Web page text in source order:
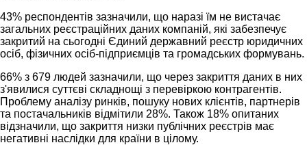
43% респондентів зазначили, що наразі їм не вистачає
загальних реєстраційних даних компаній, які забезпечує
закритий на сьогодні Єдиний державний реєстр юридичних
осіб, фізичних осіб-підприємців та громадських формувань.
66% з 679 людей зазначили, що через закриття даних в них
з'явилися суттєві складнощі з перевіркою контрагентів.
Проблему аналізу ринків, пошуку нових клієнтів, партнерів
та постачальників відмітили 28%. Також 18% опитаних
відзначили, що закриття низки публічних реєстрів має
негативні наслідки для країни в цілому.